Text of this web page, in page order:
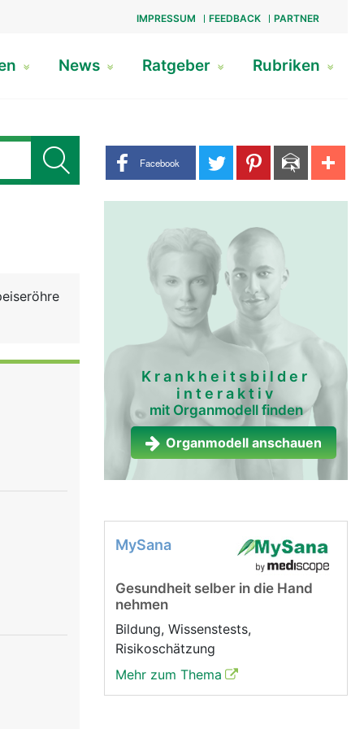
IMPRESSUM FEEDBACK PARTNER
News Ratgeber Rubriken
Share buttons
Facebook
Krankheitsbilder
interaktiv
mit Organmodell finden
Organmodell anschauen
MySana
Gesundheit selber in die Hand
nehmen
Bildung, Wissenstests,
Risikoschätzung
Mehr zum Thema